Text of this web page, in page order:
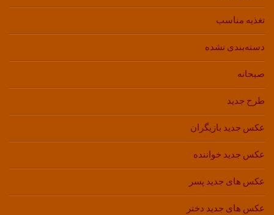
تغذیه مناسب
دسته‌بندی نشده
صبحانه
طرح جدید
عکس جدید بازیگران
عکس جدید خواننده
عکس های جدید پسر
عکس های جدید دختر